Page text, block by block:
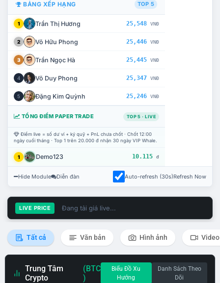
BẢNG XẾP HẠNG TOP 5
1 Trần Thị Hương 25,548 VNĐ
2 Võ Hữu Phong 25,446 VNĐ
3 Trần Ngọc Hà 25,445 VNĐ
4 Võ Duy Phong 25,347 VNĐ
5 Đặng Kim Quỳnh 25,246 VNĐ
TỔNG ĐIỂM PAPER TRADE TOP 5 · LIVE
Điểm live = số dư ví + ký quỹ + PnL chưa chốt · Chốt 12:00
ngày cuối tháng · Top 1 trên 20.000 đ nhận 30 ngày VIP Whale.
1 Demo123 10.115 đ
Hide Module Diễn đàn Auto-refresh (30s)Refresh Now
LIVE PRICE Đang tải giá live...
Tất cả Văn bản Hình ảnh Video
Trung Tâm
Crypto
(BTC
)
Biểu Đồ Xu
Hướng
Danh Sách Theo
Dõi